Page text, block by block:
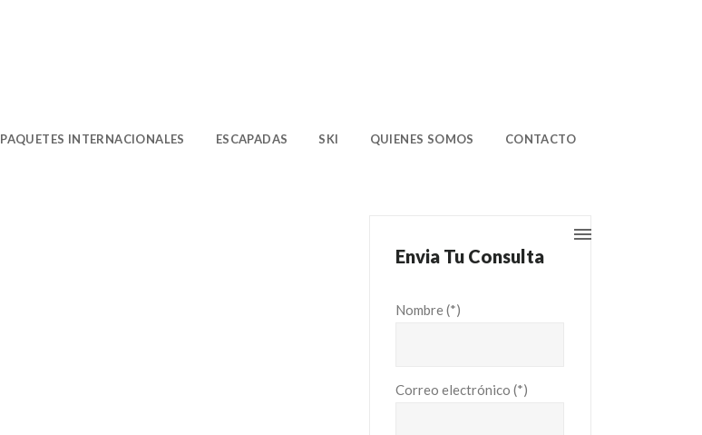
PAQUETES INTERNACIONALES ESCAPADAS SKI QUIENES SOMOS CONTACTO
Envia Tu Consulta
Nombre (*)
Correo electrónico (*)